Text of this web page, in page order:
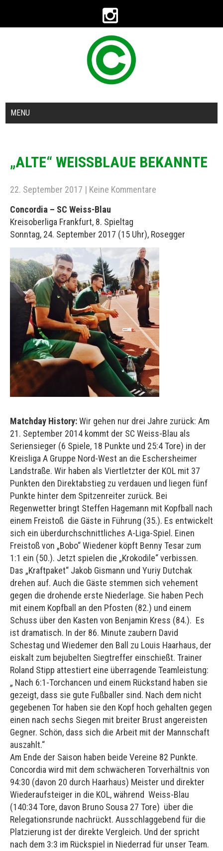
MENU
„ALTE“ WEISSBLAUE BEKANNTE
22. September 2017 | Keine Kommentare
Concordia – SC Weiss-Blau
Kreisoberliga Frankfurt, 8. Spieltag
Sonntag, 24. September 2017 (15 Uhr), Rosegger
Matchday History:Wir gehen nur drei Jahre zurück: Am
21. September 2014 kommt der SC Weiss-Blau als
Seriensieger (6 Spiele, 18 Punkte und 25:4 Tore) in der
Kreisliga A Gruppe Nord-West an die Eschersheimer
Landstraße. Wir haben als Viertletzter der KOL mit 37
Punkten den Direktabstieg zu verdauen und liegen fünf
Punkte hinter dem Spitzenreiter zurück. Bei
Regenwetter bringt Steffen Hagemann mit Kopfball nach
einem Freistoß die Gäste in Führung (35.). Es entwickelt
sich ein überdurchschnittliches A-Liga-Spiel. Einen
Freistoß von „Bobo“ Wiedener köpft Benny Tesar zum
1:1 ein (50.). Jetzt spielen die „Krokodile“ verbissen.
Das „Kraftpaket“ Jakob Gismann und Yuriy Dutchak
drehen auf. Auch die Gäste stemmen sich vehement
gegen die drohende erste Niederlage. Sie haben Pech
mit einem Kopfball an den Pfosten (82.) und einem
Schuss über den Kasten von Benjamin Kress (84.). Es
ist dramatisch. In der 86. Minute zaubern David
Schestag und Wiedemer den Ball zu Louis Haarhaus, der
eiskalt zum bejubelten Siegtreffer einschießt. Trainer
Roland Stipp attestiert eine überragende Teamleistung:
„ Nach 6:1-Torchancen und einem Rückstand haben sie
gezeigt, dass sie gute Fußballer sind. Nach dem nicht
gegebenen Tor haben sie den Kopf hoch gehalten gegen
einen nach sechs Siegen mit breiter Brust angereisten
Gegner. Schön, dass sich die Arbeit mit der Mannschaft
auszahlt.“
Am Ende der Saison haben beide Vereine 82 Punkte.
Concordia wird mit dem schwächeren Torverhältnis von
94:30 (davon 20 durch Haarhaus) Meister und direkter
Wiederaufsteiger in die KOL, während Weiss-Blau
(140:34 Tore, davon Bruno Sousa 27 Tore) über die
Relegationsrunde nachrückt. Ausschlaggebend für die
Platzierung ist der direkte Vergleich. Und der spricht
nach dem 3:3 im Rückspiel in Niederrad für unser Team.